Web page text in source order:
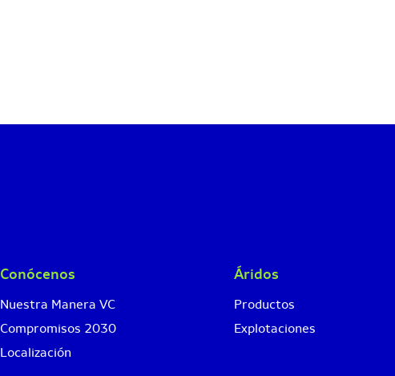
Conócenos
Nuestra Manera VC
Compromisos 2030
Localización
Áridos
Productos
Explotaciones